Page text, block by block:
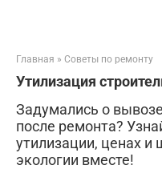
Главная » Советы по ремонту
Утилизация
Задумались о
после ремонта?
утилизации, ценах
экологии вместе!